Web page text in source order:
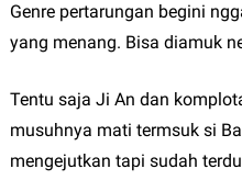
Genre pertarungan begini
yang menang. Bisa diamuk
Tentu saja Ji An dan
musuhnya mati termsuk si
mengejutkan tapi sudah